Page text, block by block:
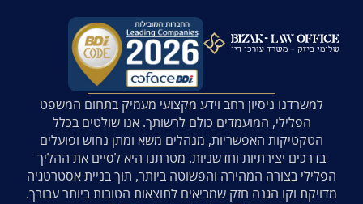
למשרדנו ניסיון רחב וידע מקצועי מעמיק בתחום המשפט
הפלילי, המועמדים כולם לרשותך. אנו שולטים בכלל
הטקטיקות האפשריות, מנהלים משא ומתן נחוש ופועלים
בדרכים יצירתיות וחדשניות. מטרתנו היא לסיים את ההליך
הפלילי בצורה המהירה והפשוטה ביותר, תוך בניית אסטרטגיה
מדויקת וקו הגנה חזק שמביאים לתוצאות הטובות ביותר עבורך.